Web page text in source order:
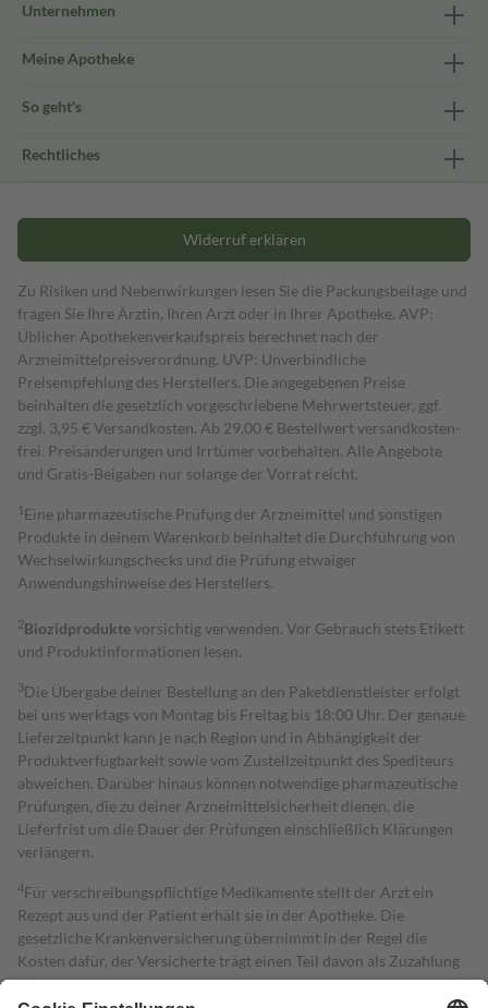
Unternehmen
Meine Apotheke
So geht's
Rechtliches
Widerruf erklären
Zu Risiken und Nebenwirkungen lesen Sie die Packungsbeilage und
fragen Sie Ihre Ärztin, Ihren Arzt oder in Ihrer Apotheke. AVP:
Üblicher Apothekenverkaufspreis berechnet nach der
Arzneimittelpreisverordnung. UVP: Unverbindliche
Preisempfehlung des Herstellers. Die angegebenen Preise
beinhalten die gesetzlich vorgeschriebene Mehrwertsteuer, ggf.
zzgl. 3,95 € Versandkosten. Ab 29,00 € Bestell­wert versand­kosten­
frei. Preisänderungen und Irrtümer vorbehalten. Alle Angebote
und Gratis-Beigaben nur solange der Vorrat reicht.
1 Eine pharmazeutische Prüfung der Arzneimittel und sonstigen
Produkte in deinem Warenkorb beinhaltet die Durchführung von
Wechselwirkungschecks und die Prüfung etwaiger
Anwendungshinweise des Herstellers.
2Biozidproduktevorsichtig verwenden. Vor Gebrauch stets Etikett
und Produktinformationen lesen.
3Die Übergabe deiner Bestellung an den Paketdienstleister erfolgt
bei uns werktags von Montag bis Freitag bis 18:00 Uhr. Der genaue
Lieferzeitpunkt kann je nach Region und in Abhängigkeit der
Produktverfügbarkeit sowie vom Zustellzeitpunkt des Spediteurs
abweichen. Darüber hinaus können notwendige pharmazeutische
Prüfungen, die zu deiner Arzneimittelsicherheit dienen, die
Lieferfrist um die Dauer der Prüfungen einschließlich Klärungen
verlängern.
4Für verschreibungspflichtige Medikamente stellt der Arzt ein
Rezept aus und der Patient erhält sie in der Apotheke. Die
gesetzliche Krankenversicherung übernimmt in der Regel die
Kosten dafür, der Versicherte trägt einen Teil davon als Zuzahlung
mit.